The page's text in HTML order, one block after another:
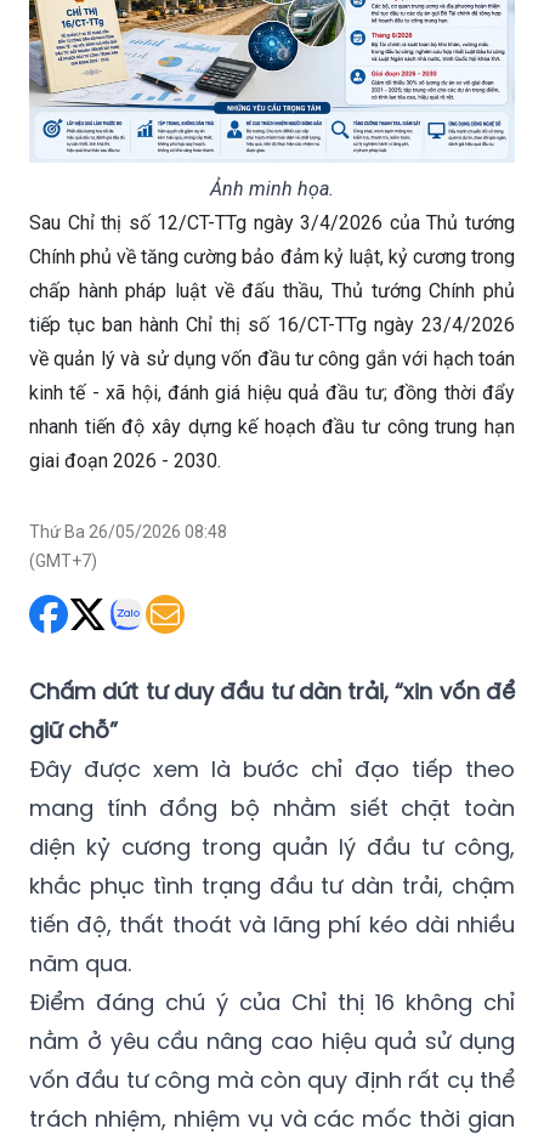
Ảnh minh họa.
Sau Chỉ thị số 12/CT-TTg ngày 3/4/2026 của Thủ tướng
Chính phủ về tăng cường bảo đảm kỷ luật, kỷ cương trong
chấp hành pháp luật về đấu thầu, Thủ tướng Chính phủ
tiếp tục ban hành Chỉ thị số 16/CT-TTg ngày 23/4/2026
về quản lý và sử dụng vốn đầu tư công gắn với hạch toán
kinh tế - xã hội, đánh giá hiệu quả đầu tư; đồng thời đẩy
nhanh tiến độ xây dựng kế hoạch đầu tư công trung hạn
giai đoạn 2026 - 2030.
Thứ Ba 26/05/2026 08:48
(GMT+7)
Chấm dứt tư duy đầu tư dàn trải, “xin vốn để
giữ chỗ”
Đây được xem là bước chỉ đạo tiếp theo
mang tính đồng bộ nhằm siết chặt toàn
diện kỷ cương trong quản lý đầu tư công,
khắc phục tình trạng đầu tư dàn trải, chậm
tiến độ, thất thoát và lãng phí kéo dài nhiều
năm qua.
Điểm đáng chú ý của Chỉ thị 16 không chỉ
nằm ở yêu cầu nâng cao hiệu quả sử dụng
vốn đầu tư công mà còn quy định rất cụ thể
trách nhiệm, nhiệm vụ và các mốc thời gian